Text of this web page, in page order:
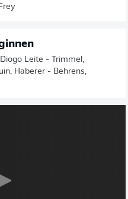
Leite - Trimmel,
Haberer - Behrens,